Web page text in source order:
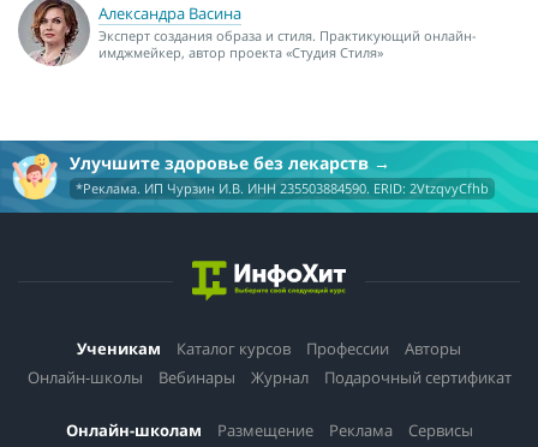
Александра Васина
Эксперт создания образа и стиля. Практикующий онлайн-
имджмейкер, автор проекта «Студия Стиля»
Улучшите здоровье без лекарств
*Реклама. ИП Чурзин И.В. ИНН 235503884590. ERID: 2VtzqvyCfhb
Ученикам Каталог курсов Профессии
Авторы
Онлайн-школы
Вебинары Журнал Подарочный сертификат
Онлайн-школам Размещение Реклама
Сервисы